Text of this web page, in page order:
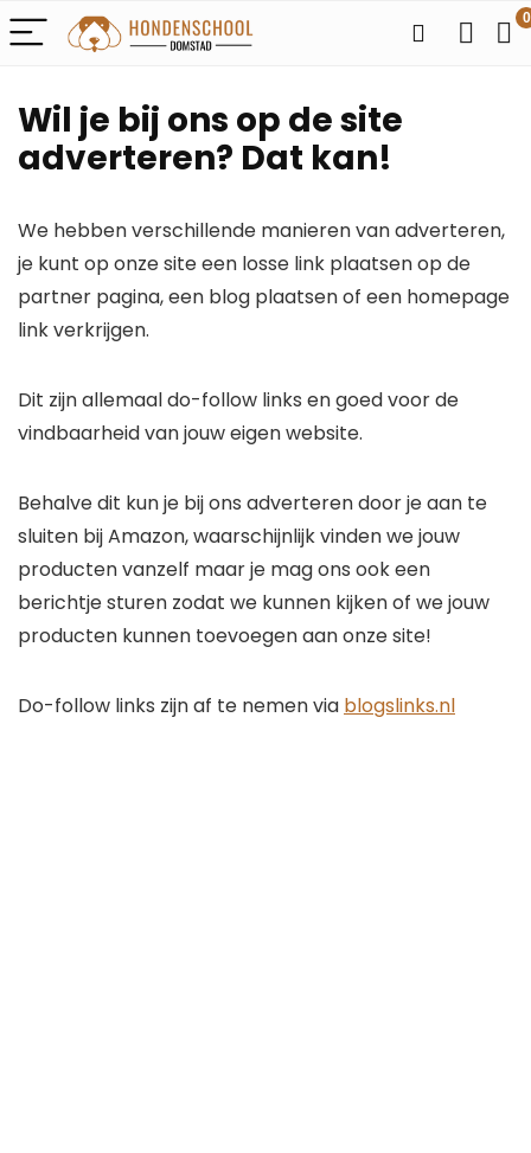
0
Wil je bij ons op de site
adverteren? Dat kan!
We hebben verschillende manieren van adverteren,
je kunt op onze site een losse link plaatsen op de
partner pagina, een blog plaatsen of een homepage
link verkrijgen.
Dit zijn allemaal do-follow links en goed voor de
vindbaarheid van jouw eigen website.
Behalve dit kun je bij ons adverteren door je aan te
sluiten bij Amazon, waarschijnlijk vinden we jouw
producten vanzelf maar je mag ons ook een
berichtje sturen zodat we kunnen kijken of we jouw
producten kunnen toevoegen aan onze site!
Do-follow links zijn af te nemen via blogslinks.nl